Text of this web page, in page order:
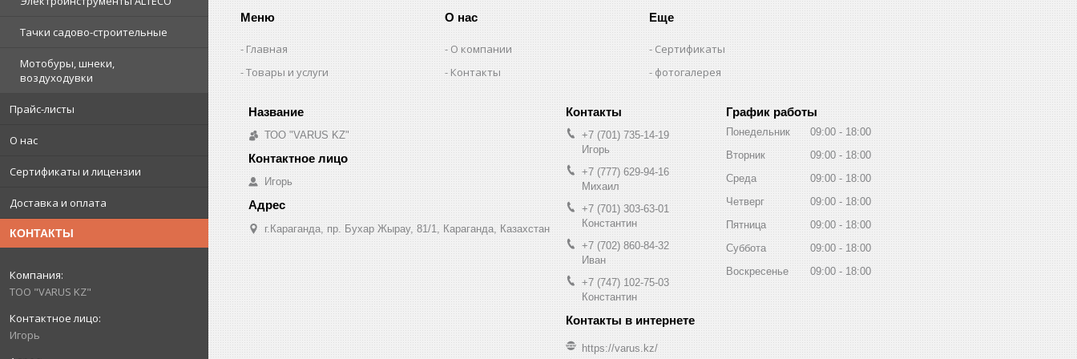
Тачки садово-строительные
Мотобуры, шнеки,
воздуходувки
Прайс-листы
О нас
Сертификаты и лицензии
Доставка и оплата
КОНТАКТЫ
ТОО "VARUS KZ"
Игорь
Меню
Главная
Товары и услуги
О нас
О компании
Контакты
Еще
Сертификаты
фотогалерея
ТОО "VARUS KZ"
Игорь
г.Караганда, пр. Бухар Жырау, 81/1, Караганда, Казахстан
+7 (701) 735-14-19
Игорь
+7 (777) 629-94-16
Михаил
+7 (701) 303-63-01
Константин
+7 (702) 860-84-32
Иван
+7 (747) 102-75-03
Константин
https://varus.kz/
График работы
Понедельник 09:00
18:00
Вторник
09:00
18:00
Среда
09:00
18:00
Четверг
09:00
18:00
Пятница
09:00
18:00
Суббота
09:00
18:00
Воскресенье
09:00 18:00